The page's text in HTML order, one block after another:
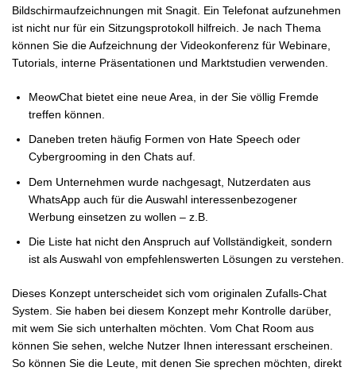
Bildschirmaufzeichnungen mit Snagit. Ein Telefonat aufzunehmen
ist nicht nur für ein Sitzungsprotokoll hilfreich. Je nach Thema
können Sie die Aufzeichnung der Videokonferenz für Webinare,
Tutorials, interne Präsentationen und Marktstudien verwenden.
MeowChat bietet eine neue Area, in der Sie völlig Fremde
treffen können.
Daneben treten häufig Formen von Hate Speech oder
Cybergrooming in den Chats auf.
Dem Unternehmen wurde nachgesagt, Nutzerdaten aus
WhatsApp auch für die Auswahl interessenbezogener
Werbung einsetzen zu wollen – z.B.
Die Liste hat nicht den Anspruch auf Vollständigkeit, sondern
ist als Auswahl von empfehlenswerten Lösungen zu verstehen.
Dieses Konzept unterscheidet sich vom originalen Zufalls-Chat
System. Sie haben bei diesem Konzept mehr Kontrolle darüber,
mit wem Sie sich unterhalten möchten. Vom Chat Room aus
können Sie sehen, welche Nutzer Ihnen interessant erscheinen.
So können Sie die Leute, mit denen Sie sprechen möchten, direkt